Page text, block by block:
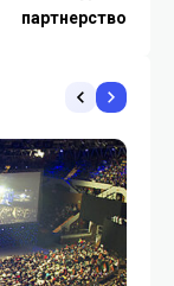
партнерство